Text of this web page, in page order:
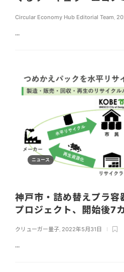
Circular Economy Hub Editorial Team
...
ニュース
神戸市・詰め替えプラ容
プロジェクト、開始後7
クリューガー量子, 2022年5月31日
...